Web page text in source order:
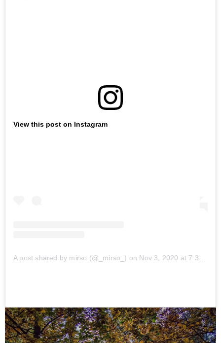
View this post on Instagram
A post shared by mirso (@_mirso_) on Nov 3, 2020 at 7:38am PST